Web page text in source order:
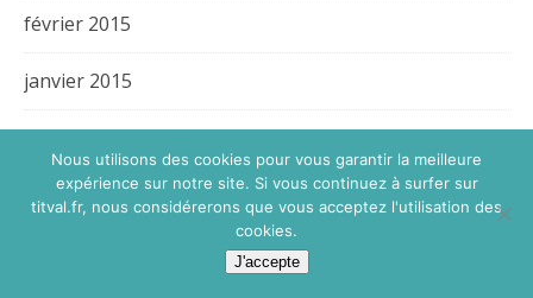
février 2015
janvier 2015
décembre 2014
novembre 2014
Nous utilisons des cookies pour vous garantir la meilleure
expérience sur notre site. Si vous continuez à surfer sur
titval.fr, nous considérerons que vous acceptez l'utilisation des
cookies.
J'accepte